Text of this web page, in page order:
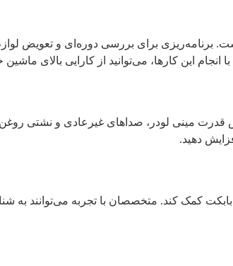
برنامه‌ریزی برای بررسی دوره‌ای و تعویض
این کارها، می‌توانید از کارایی بالای
قدرت مینی لودر، صداهای غیرعادی و نشتی
دهید.
کمک کند. متخصصان با تجربه می‌توانند به